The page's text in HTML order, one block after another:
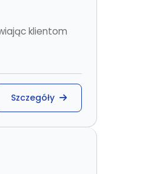
klientom
Szczegóły